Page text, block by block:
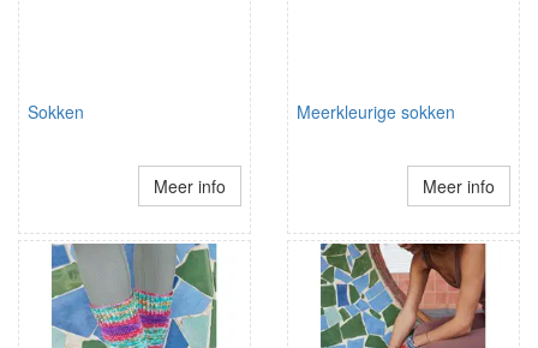
Sokken
Meer info
Meerkleurige sokken
Meer info